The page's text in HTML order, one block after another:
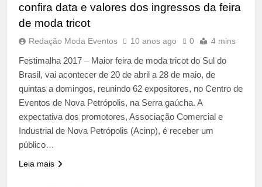
confira data e valores dos ingressos da feira
de moda tricot
Redação Moda Eventos 10 anos ago 0 4 mins
Festimalha 2017 – Maior feira de moda tricot do Sul do
Brasil, vai acontecer de 20 de abril a 28 de maio, de
quintas a domingos, reunindo 62 expositores, no Centro de
Eventos de Nova Petrópolis, na Serra gaúcha. A
expectativa dos promotores, Associação Comercial e
Industrial de Nova Petrópolis (Acinp), é receber um
público…
Leia mais